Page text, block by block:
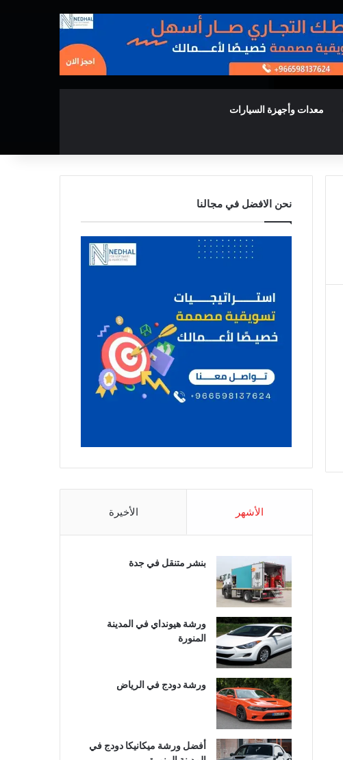
معدات وأجهزة السيارات
نحن الافضل في مجالنا
الأشهر الأخيرة
بنشر متنقل في جدة
ورشة هيونداي في المدينة
المنورة
ورشة دودج في الرياض
أفضل ورشة ميكانيكا دودج في